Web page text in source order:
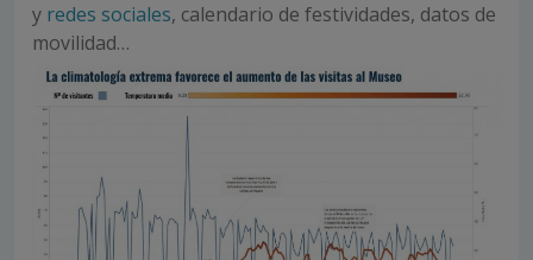
y redes sociales, calendario de festividades, datos de
movilidad…